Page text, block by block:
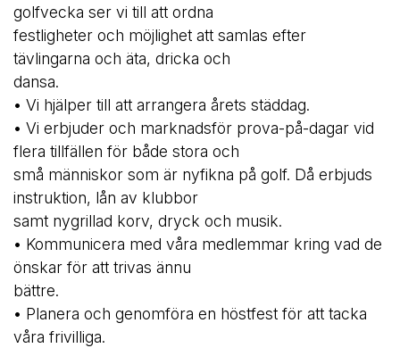
golfvecka ser vi till att ordna
festligheter och möjlighet att samlas efter
tävlingarna och äta, dricka och
dansa.
• Vi hjälper till att arrangera årets städdag.
• Vi erbjuder och marknadsför prova-på-dagar vid
flera tillfällen för både stora och
små människor som är nyfikna på golf. Då erbjuds
instruktion, lån av klubbor
samt nygrillad korv, dryck och musik.
• Kommunicera med våra medlemmar kring vad de
önskar för att trivas ännu
bättre.
• Planera och genomföra en höstfest för att tacka
våra frivilliga.